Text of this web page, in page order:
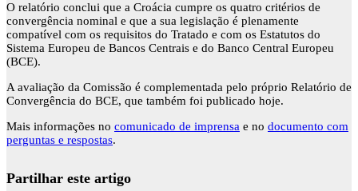
O relatório conclui que a Croácia cumpre os quatro critérios de
convergência nominal e que a sua legislação é plenamente
compatível com os requisitos do Tratado e com os Estatutos do
Sistema Europeu de Bancos Centrais e do Banco Central Europeu
(BCE).
A avaliação da Comissão é complementada pelo próprio Relatório de
Convergência do BCE, que também foi publicado hoje.
Mais informações no comunicado de imprensa e no documento com
perguntas e respostas.
Partilhar este artigo